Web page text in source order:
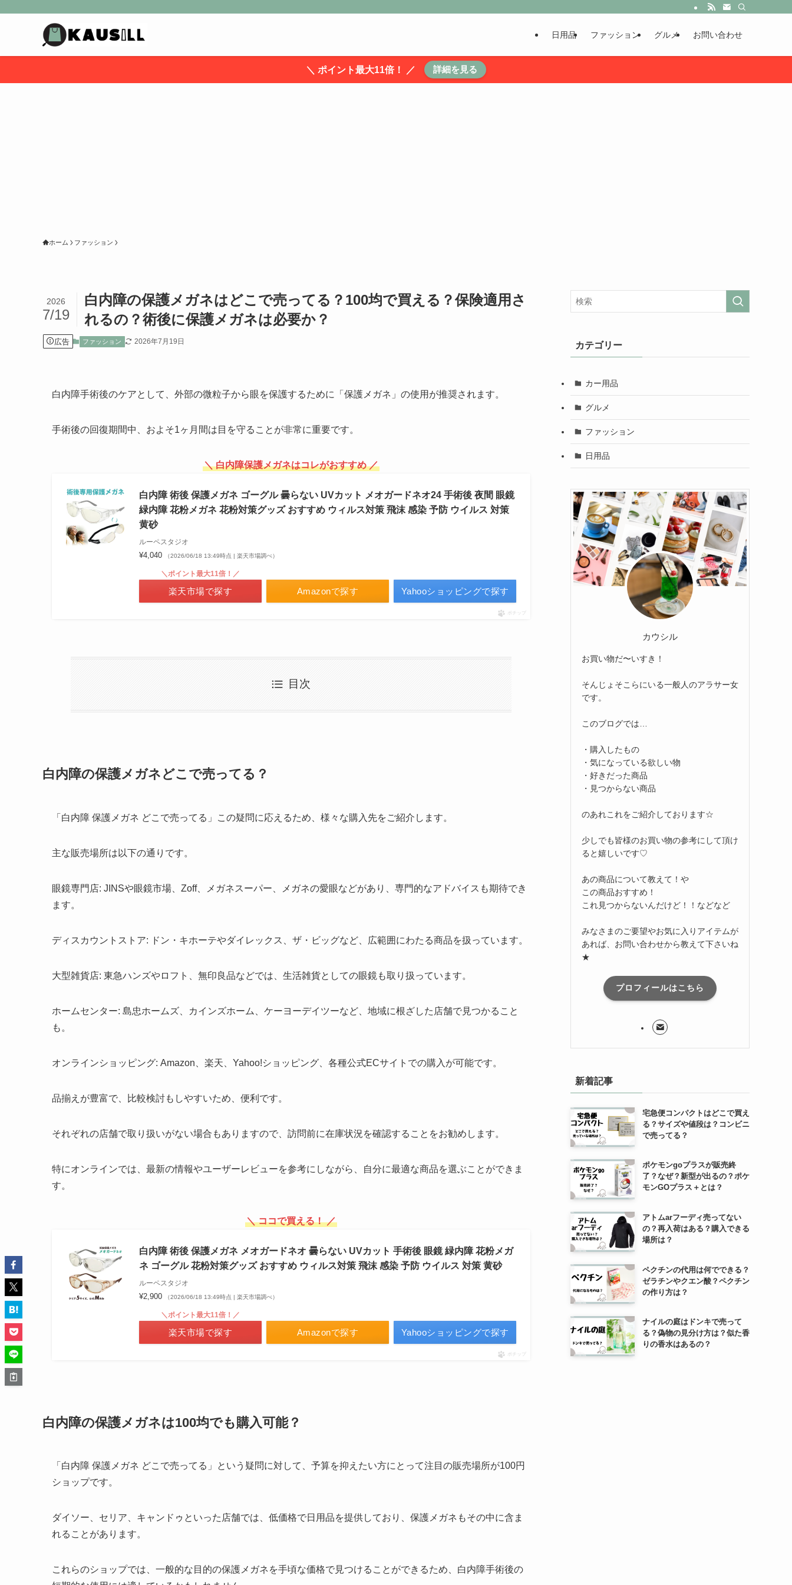
日用品 ファッション グルメ お問い合わせ
＼ ポイント最大11倍！ ／ 詳細を見る
ホーム ファッション
白内障の保護メガネはどこで売ってる？100均で買える？保険適用さ
れるの？術後に保護メガネは必要か？
2026
7/19
広告 ファッション 2026年7月19日
白内障手術後のケアとして、外部の微粒子から眼を保護するために「保護メガネ」の使用が推奨されます。
手術後の回復期間中、およそ1ヶ月間は目を守ることが非常に重要です。
＼ 白内障保護メガネはコレがおすすめ ／
白内障 術後 保護メガネ ゴーグル 曇らない UVカット メオガードネオ24 手術後 夜間 眼鏡
緑内障 花粉メガネ 花粉対策グッズ おすすめ ウィルス対策 飛沫 感染 予防 ウイルス 対策
黄砂
ルーペスタジオ
¥4,040 （2026/06/18 13:49時点 | 楽天市場調べ）
Amazonで探す
＼ポイント最大11倍！／
楽天市場で探す Yahooショッピングで探す
ポチップ
目次
白内障の保護メガネどこで売ってる？
「白内障 保護メガネ どこで売ってる」この疑問に応えるため、様々な購入先をご紹介します。
主な販売場所は以下の通りです。
眼鏡専門店: JINSや眼鏡市場、Zoff、メガネスーパー、メガネの愛眼などがあり、専門的なアドバイスも期待でき
ます。
ディスカウントストア: ドン・キホーテやダイレックス、ザ・ビッグなど、広範囲にわたる商品を扱っています。
大型雑貨店: 東急ハンズやロフト、無印良品などでは、生活雑貨としての眼鏡も取り扱っています。
ホームセンター: 島忠ホームズ、カインズホーム、ケーヨーデイツーなど、地域に根ざした店舗で見つかること
も。
オンラインショッピング: Amazon、楽天、Yahoo!ショッピング、各種公式ECサイトでの購入が可能です。
品揃えが豊富で、比較検討もしやすいため、便利です。
それぞれの店舗で取り扱いがない場合もありますので、訪問前に在庫状況を確認することをお勧めします。
特にオンラインでは、最新の情報やユーザーレビューを参考にしながら、自分に最適な商品を選ぶことができま
す。
＼ ココで買える！ ／
白内障 術後 保護メガネ メオガードネオ 曇らない UVカット 手術後 眼鏡 緑内障 花粉メガ
ネ ゴーグル 花粉対策グッズ おすすめ ウィルス対策 飛沫 感染 予防 ウイルス 対策 黄砂
ルーペスタジオ
¥2,900 （2026/06/18 13:49時点 | 楽天市場調べ）
Amazonで探す
＼ポイント最大11倍！／
楽天市場で探す Yahooショッピングで探す
ポチップ
白内障の保護メガネは100均でも購入可能？
「白内障 保護メガネ どこで売ってる」という疑問に対して、予算を抑えたい方にとって注目の販売場所が100円
ショップです。
ダイソー、セリア、キャンドゥといった店舗では、低価格で日用品を提供しており、保護メガネもその中に含ま
れることがあります。
これらのショップでは、一般的な目的の保護メガネを手頃な価格で見つけることができるため、白内障手術後の
カテゴリー
カー用品
グルメ
ファッション
日用品
カウシル
お買い物だ〜いすき！
そんじょそこらにいる一般人のアラサー女
です。
このブログでは…
・購入したもの
・気になっている欲しい物
・好きだった商品
・見つからない商品
のあれこれをご紹介しております☆
少しでも皆様のお買い物の参考にして頂け
ると嬉しいです♡
あの商品について教えて！や
この商品おすすめ！
これ見つからないんだけど！！などなど
みなさまのご要望やお気に入りアイテムが
あれば、お問い合わせから教えて下さいね
★
プロフィールはこちら
新着記事
宅急便コンパクトはどこで買え
る？サイズや値段は？コンビニ
で売ってる？
ポケモンgoプラスが販売終
了？なぜ？新型が出るの？ポケ
モンGOプラス＋とは？
アトムarフーディ売ってない
の？再入荷はある？購入できる
場所は？
ペクチンの代用は何でできる？
ゼラチンやクエン酸？ペクチン
の作り方は？
ナイルの庭はドンキで売って
る？偽物の見分け方は？似た香
りの香水はあるの？